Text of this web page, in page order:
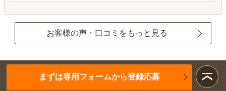
お客様の声・口コミをもっと見る
まずは専用フォームから登録応募